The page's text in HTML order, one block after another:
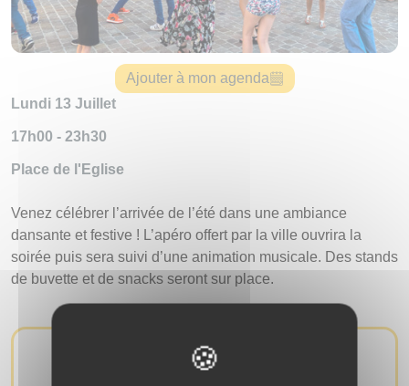
Ajouter à mon agenda
Lundi 13 Juillet
17h00 - 23h30
Place de l'Eglise
Venez célébrer l’arrivée de l’été dans une ambiance
dansante et festive ! L’apéro offert par la ville ouvrira la
soirée puis sera suivi d’une animation musicale. Des stands
de buvette et de snacks seront sur place.
AUTRES ÉVÉNEMENTS